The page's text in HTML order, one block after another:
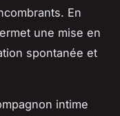
En
une mise en
spontanée et
intime